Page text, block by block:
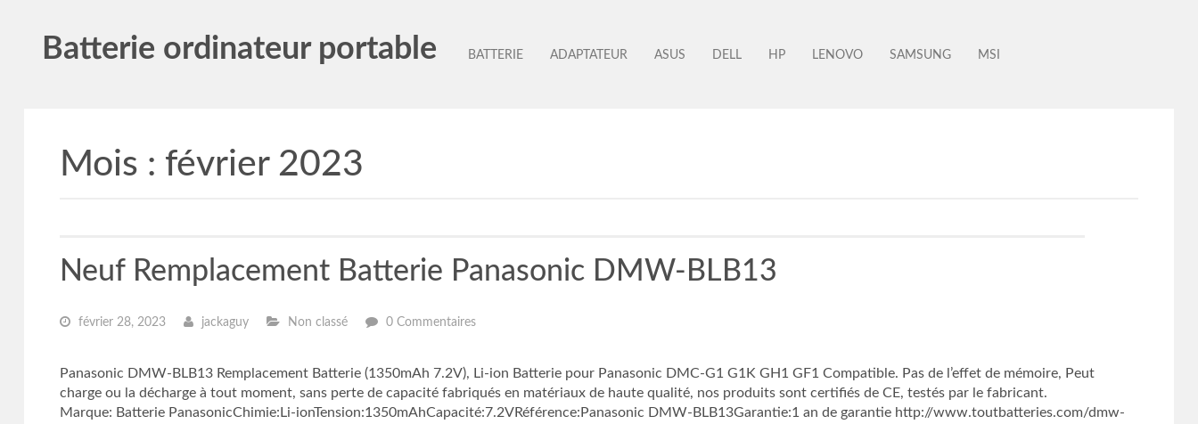
Batterie ordinateur portable BATTERIE ADAPTATEUR ASUS DELL HP LENOVO SAMSUNG MSI
Mois : février 2023
Neuf Remplacement Batterie Panasonic DMW-BLB13
février 28, 2023 jackaguy Non classé 0 Commentaires
Panasonic DMW-BLB13 Remplacement Batterie (1350mAh 7.2V), Li-ion Batterie pour Panasonic DMC-G1 G1K GH1 GF1 Compatible. Pas de l’effet de mémoire, Peut
charge ou la décharge à tout moment, sans perte de capacité fabriqués en matériaux de haute qualité, nos produits sont certifiés de CE, testés par le fabricant.
Marque: Batterie PanasonicChimie:Li-ionTension:1350mAhCapacité:7.2VRéférence:Panasonic DMW-BLB13Garantie:1 an de garantie http://www.toutbatteries.com/dmw-